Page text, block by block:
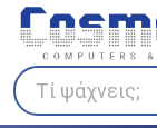
Τί ψάχνεις;
Klarna
άτοκες